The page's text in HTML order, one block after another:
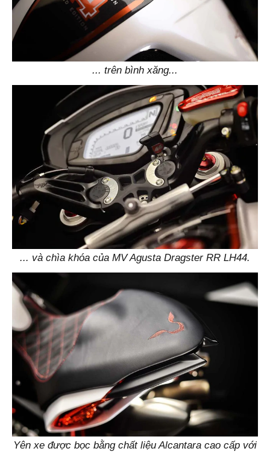
... trên bình xăng...
... và chìa khóa của MV Agusta Dragster RR LH44.
Yên xe được bọc bằng chất liệu Alcantara cao cấp với